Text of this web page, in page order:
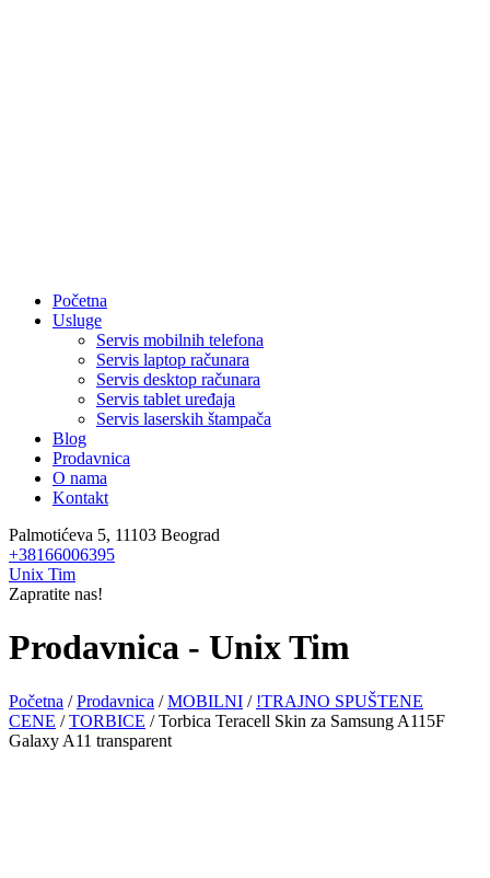
Početna
Usluge
Servis mobilnih telefona
Servis laptop računara
Servis desktop računara
Servis tablet uređaja
Servis laserskih štampača
Blog
Prodavnica
O nama
Kontakt
Palmotićeva 5, 11103 Beograd
+38166006395
Unix Tim
Zapratite nas!
Prodavnica - Unix Tim
Početna /Prodavnica /MOBILNI / !TRAJNO SPUŠTENE
CENE /TORBICE / Torbica Teracell Skin za Samsung A115F
Galaxy A11 transparent